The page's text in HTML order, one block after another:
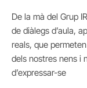
De la mà del Grup
de diàlegs d’aula,
reals, que
dels nostres nens i
d’expressar-se